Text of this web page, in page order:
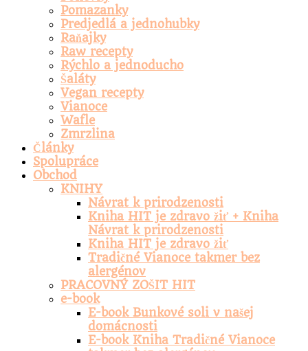
Pomazanky
Predjedlá a jednohubky
Raňajky
Raw recepty
Rýchlo a jednoducho
Šaláty
Vegan recepty
Vianoce
Wafle
Zmrzlina
Články
Spolupráce
Obchod
KNIHY
Návrat k prirodzenosti
Kniha HIT je zdravo žiť + Kniha
Návrat k prirodzenosti
Kniha HIT je zdravo žiť
Tradičné Vianoce takmer bez
alergénov
PRACOVNÝ ZOŠIT HIT
e-book
E-book Bunkové soli v našej
domácnosti
E-book Kniha Tradičné Vianoce